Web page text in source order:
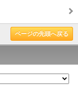
ページの先頭へ戻る